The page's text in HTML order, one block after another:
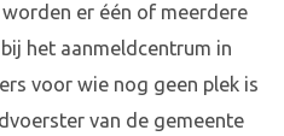
er één of meerdere
het aanmeldcentrum in
voor wie nog geen plek is
van de gemeente